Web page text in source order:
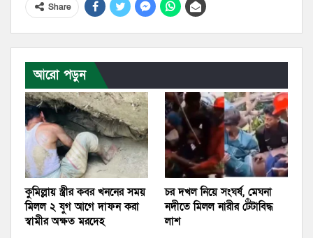
Share
আরো পড়ুন
কুমিল্লায় স্ত্রীর কবর খননের সময়
মিলল ২ যুগ আগে দাফন করা
স্বামীর অক্ষত মরদেহ
চর দখল নিয়ে সংঘর্ষ, মেঘনা
নদীতে মিলল নারীর টেঁটাবিদ্ধ
লাশ